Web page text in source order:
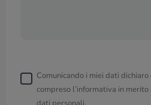
Comunicando i miei dati
compreso l’informativa in